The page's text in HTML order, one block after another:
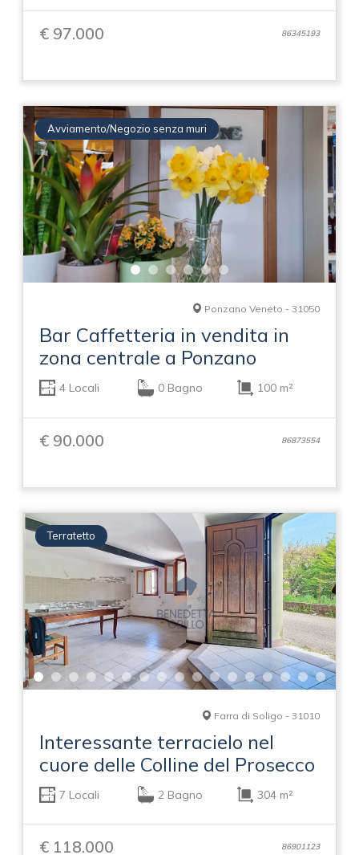
€ 97.000 86345193
Avviamento/Negozio senza muri
Ponzano Veneto - 31050
Bar Caffetteria in vendita in
zona centrale a Ponzano
4 Locali 0 Bagno 100 m²
€ 90.000 86873554
Terratetto
Farra di Soligo - 31010
Interessante terracielo nel
cuore delle Colline del Prosecco
7 Locali 2 Bagno 304 m²
€ 118.000 86901123